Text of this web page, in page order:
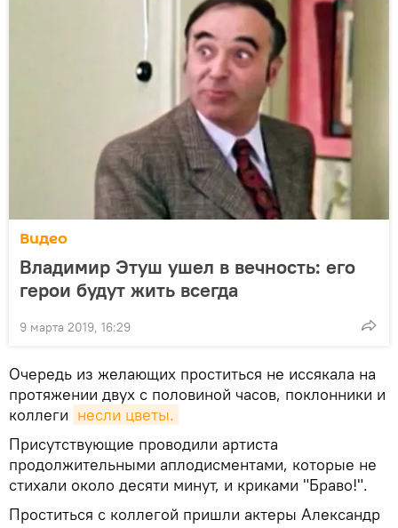
Видео
Владимир Этуш ушел в вечность: его
герои будут жить всегда
9 марта 2019, 16:29
Очередь из желающих проститься не иссякала на
протяжении двух с половиной часов, поклонники и
коллеги несли цветы.
Присутствующие проводили артиста
продолжительными аплодисментами, которые не
стихали около десяти минут, и криками "Браво!".
Проститься с коллегой пришли актеры Александр